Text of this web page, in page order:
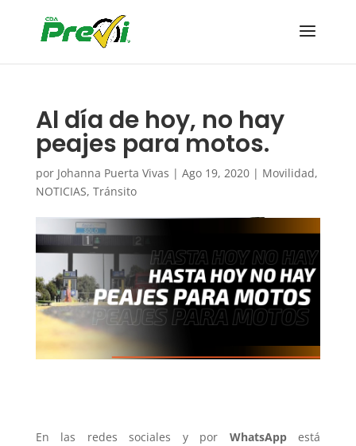
Al día de hoy, no hay
peajes para motos.
por Johanna Puerta Vivas | Ago 19, 2020| Movilidad,
NOTICIAS, Tránsito
En las redes sociales y por WhatsAppestá